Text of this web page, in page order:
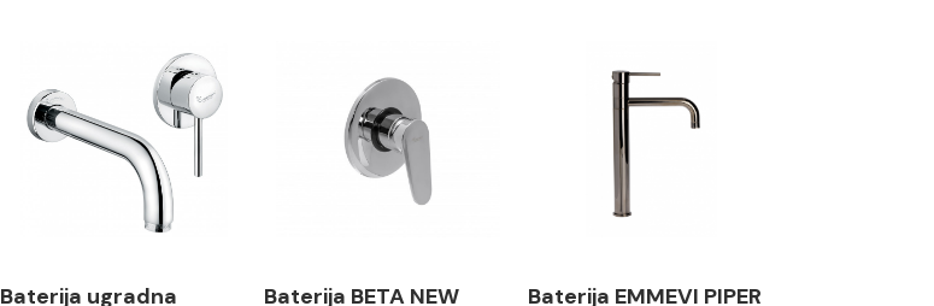
Baterija ugradna
Baterija BETA NEW
Baterija EMMEVI PIPER